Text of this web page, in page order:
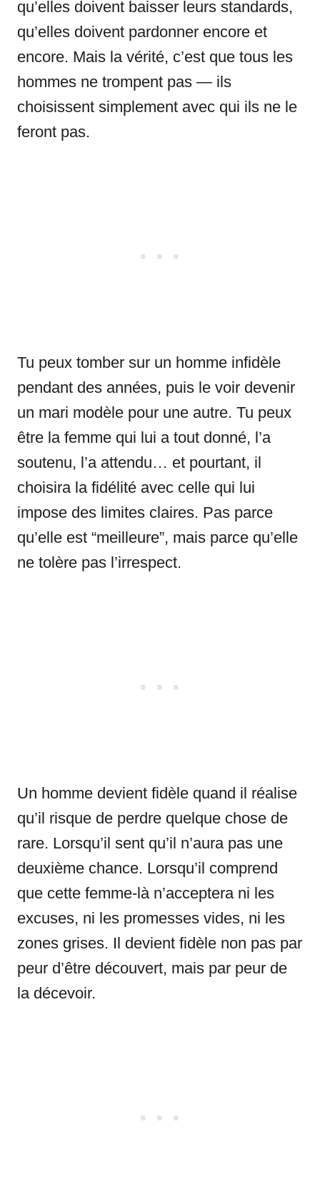
qu’elles doivent baisser leurs standards,
qu’elles doivent pardonner encore et
encore. Mais la vérité, c’est que tous les
hommes ne trompent pas — ils
choisissent simplement avec qui ils ne le
feront pas.
Tu peux tomber sur un homme infidèle
pendant des années, puis le voir devenir
un mari modèle pour une autre. Tu peux
être la femme qui lui a tout donné, l’a
soutenu, l’a attendu… et pourtant, il
choisira la fidélité avec celle qui lui
impose des limites claires. Pas parce
qu’elle est “meilleure”, mais parce qu’elle
ne tolère pas l’irrespect.
Un homme devient fidèle quand il réalise
qu’il risque de perdre quelque chose de
rare. Lorsqu’il sent qu’il n’aura pas une
deuxième chance. Lorsqu’il comprend
que cette femme-là n’acceptera ni les
excuses, ni les promesses vides, ni les
zones grises. Il devient fidèle non pas par
peur d’être découvert, mais par peur de
la décevoir.